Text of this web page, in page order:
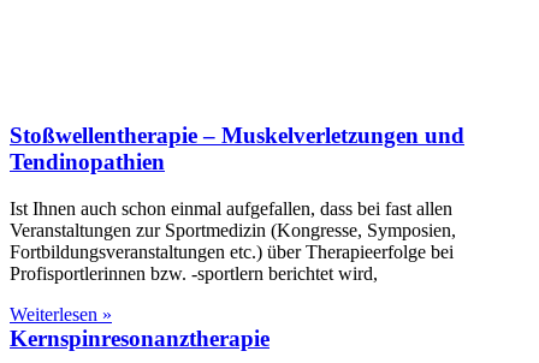
Stoßwellentherapie – Muskelverletzungen und
Tendinopathien
Ist Ihnen auch schon einmal aufgefallen, dass bei fast allen
Veranstaltungen zur Sportmedizin (Kongresse, Symposien,
Fortbildungsveranstaltungen etc.) über Therapieerfolge bei
Profisportlerinnen bzw. -sportlern berichtet wird,
Weiterlesen »
Kernspinresonanztherapie